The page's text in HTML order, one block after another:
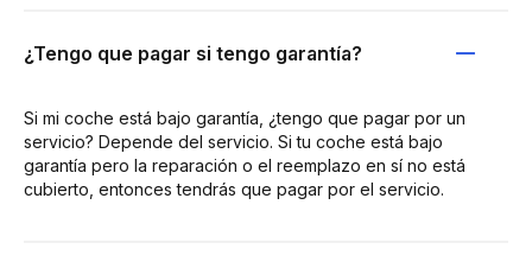
¿Tengo que pagar si tengo garantía?
Si mi coche está bajo garantía, ¿tengo que pagar por un
servicio? Depende del servicio. Si tu coche está bajo
garantía pero la reparación o el reemplazo en sí no está
cubierto, entonces tendrás que pagar por el servicio.